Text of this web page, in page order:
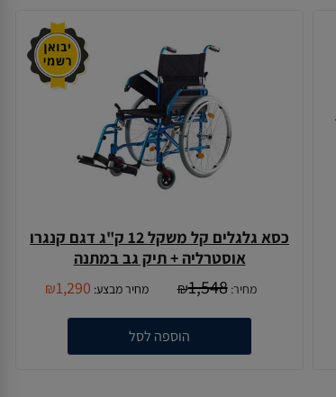
כסא גלגלים קל משקל 12 ק"ג דגם קנגרו
אוסטרליה + תיק גב במתנה
מחיר: ₪1,548 מחיר מבצע: ₪1,290
הוספה לסל